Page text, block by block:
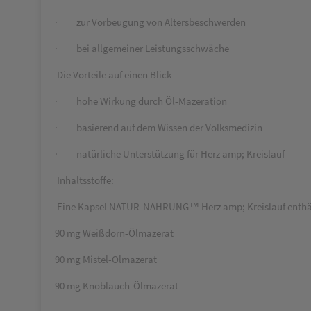
·
zur Vorbeugung von Altersbeschwerden
·
bei allgemeiner Leistungsschwäche
Die Vorteile auf einen Blick
·
hohe Wirkung durch Öl-Mazeration
·
basierend auf dem Wissen der Volksmedizin
·
natürliche Unterstützung für Herz amp; Kreislauf
Inhaltsstoffe:
Eine Kapsel NATUR-NAHRUNG™ Herz amp; Kreislauf
90 mg Weißdorn-Ölmazerat
90 mg Mistel-Ölmazerat
90 mg Knoblauch-Ölmazerat